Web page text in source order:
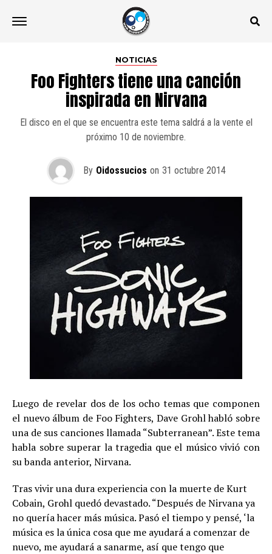
NOTICIAS
Foo Fighters tiene una canción
inspirada en Nirvana
El disco en el que se encuentra este tema saldrá a la vente el
próximo 10 de noviembre.
By Oidossucios on 31 octubre 2014
Luego de revelar dos de los ocho temas que componen
el nuevo álbum de Foo Fighters, Dave Grohl habló sobre
una de sus canciones llamada “Subterranean”. Este tema
habla sobre superar la tragedia que el músico vivió con
su banda anterior, Nirvana.
Tras vivir una dura experiencia con la muerte de Kurt
Cobain, Grohl quedó devastado. “Después de Nirvana ya
no quería hacer más música. Pasó el tiempo y pensé, ‘la
música es la única cosa que me ayudará a comenzar de
nuevo, me ayudará a sanarme, así que tengo que